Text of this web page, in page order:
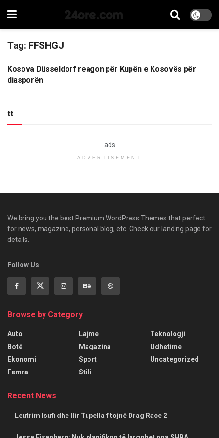
24ore.com
Tag: FFSHGJ
SPORT
Kosova Düsseldorf reagon për Kupën e Kosovës për
diasporën
tt
ads
ADVERTISEMENT
We bring you the best Premium WordPress Themes that perfect
for news, magazine, personal blog, etc. Check our landing page for
details.
Follow Us
Browse by Category
Auto
Botë
Ekonomi
Femra
Lajme
Magazina
Sport
Stili
Teknologji
Udhetime
Uncategorized
Recent News
Leutrim Isufi dhe Ilir Tupella fitojnë Drag Race 2